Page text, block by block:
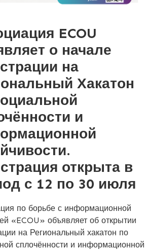
ECOU
о начале
на
Хакатон
и
открыта в
с 12 по 30 июля
по борьбе с информационной
«ECOU» объявляет об открытии
на Региональный хакатон по
сплочённости и информационной